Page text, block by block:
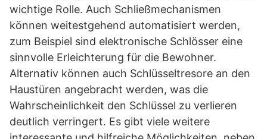
wichtige Rolle. Auch Schließmechanismen
können weitestgehend automatisiert werden,
zum Beispiel sind elektronische Schlösser eine
sinnvolle Erleichterung für die Bewohner.
Alternativ können auch Schlüsseltresore an den
Haustüren angebracht werden, was die
Wahrscheinlichkeit den Schlüssel zu verlieren
deutlich verringert. Es gibt viele weitere